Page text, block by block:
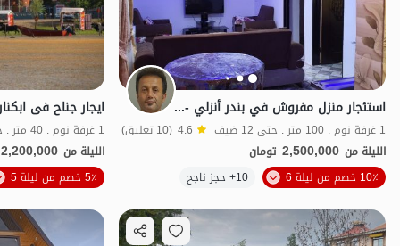
استئجار منزل مفروش في بندر أنزلي - أبكينار
1 غرفة نوم . 100 متر . حتى 12 ضيف 4.6 (10 تعليق)
الليلة من 2,500,000 تومان
10٪ خصم من ليلة 6
10+ حجز ناجح الموقع على الخريطة
1 غرفة نوم . 40 متر . حتى 5 ضيف
الليلة من 2,200,000
5٪ خصم من ليلة 5